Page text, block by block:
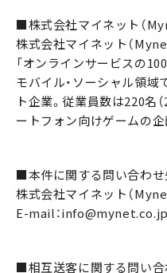
■株式会社マイネット（
株式会社マイネット（
「オンラインサービスの
モバイル・ソーシャル領
ト企業。従業員数は220名
ートフォン向けゲームの企
■本件に関する問い合わせ
株式会社マイネット（
E-mail：info@mynet.co.jp
■相互送客に関する問い合